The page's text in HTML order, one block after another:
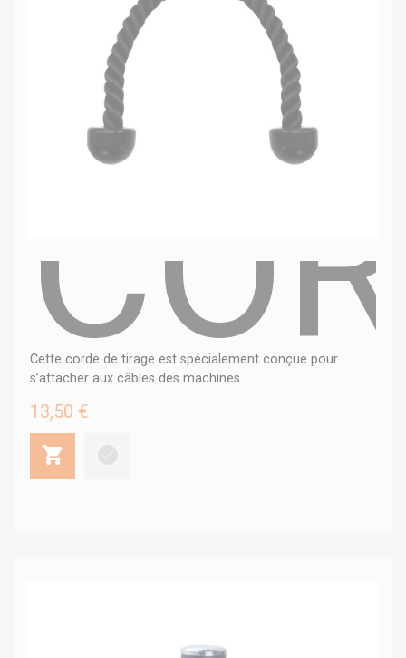
Cette corde de tirage est spécialement conçue pour
s’attacher aux câbles des machines...
13,50 €